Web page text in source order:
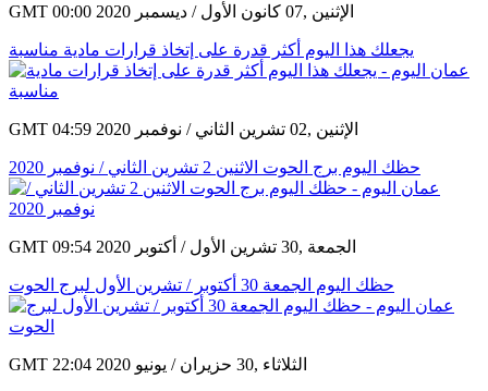
GMT 00:00 2020 الإثنين ,07 كانون الأول / ديسمبر
يجعلك هذا اليوم أكثر قدرة على إتخاذ قرارات مادية مناسبة
GMT 04:59 2020 الإثنين ,02 تشرين الثاني / نوفمبر
حظك اليوم برج الحوت الاثنين 2 تشرين الثاني / نوفمبر 2020
GMT 09:54 2020 الجمعة ,30 تشرين الأول / أكتوبر
حظك اليوم الجمعة 30 أكتوبر / تشرين الأول لبرج الحوت
GMT 22:04 2020 الثلاثاء ,30 حزيران / يونيو